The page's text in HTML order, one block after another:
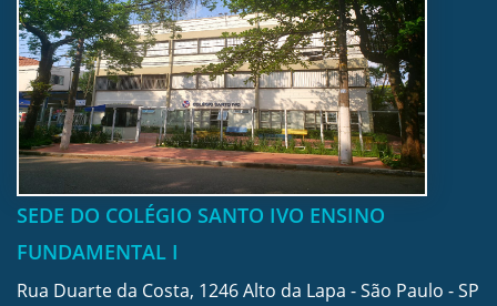
SEDE DO COLÉGIO SANTO IVO ENSINO
FUNDAMENTAL I
Rua Duarte da Costa, 1246 Alto da Lapa - São Paulo - SP